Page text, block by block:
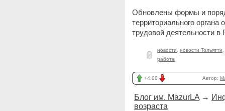
Обновлены формы и
территориального
трудовой деятельности
новости новости Тольятти
работа
+4.00 Автор:
Блог им. MazurLA →
возраста